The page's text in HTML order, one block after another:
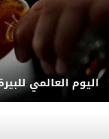
اليوم العالمي